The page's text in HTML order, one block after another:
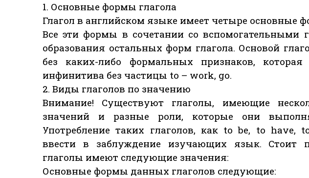
1. Основные формы глагола
Глагол в английском языке имеет четыре основные
Все эти формы в сочетании со вспомогательными
образования остальных форм глагола. Основой
без каких-либо формальных признаков,
инфинитива без частицы to – work, go.
2. Виды глаголов по значению
Внимание! Существуют глаголы, имеющие
значений и разные роли, которые они
Употребление таких глаголов, как to be, to have,
ввести в заблуждение изучающих язык. Стоит
глаголы имеют следующие значения:
Основные формы данных глаголов следующие: